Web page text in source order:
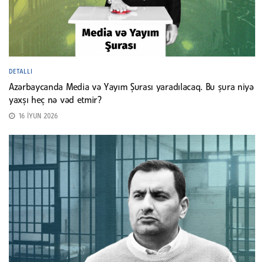
DETALLI
Azərbaycanda Media və Yayım Şurası yaradılacaq. Bu şura niyə
yaxşı heç nə vəd etmir?
16 İYUN 2026